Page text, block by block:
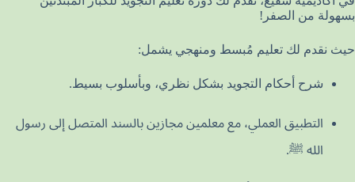
بسهولة من الصفر!
حيث نقدم لك تعليم مُبسط ومنهجي يشمل:
شرح أحكام التجويد بشكل نظري، وبأسلوب بسيط.
التطبيق العملي، مع معلمين مجازين بالسند المتصل إلى رسول
الله ﷺ.